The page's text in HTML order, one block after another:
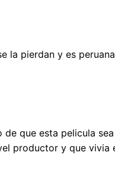
la pierdan y es peruana
que esta pelicula
productor y que